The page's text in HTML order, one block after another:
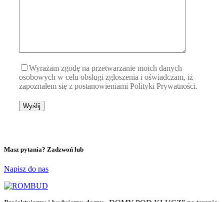
Wyrażam zgodę na przetwarzanie moich danych
osobowych w celu obsługi zgłoszenia i oświadczam, iż
zapoznałem się z postanowieniami Polityki Prywatności.
Masz pytania? Zadzwoń lub
Napisz do nas